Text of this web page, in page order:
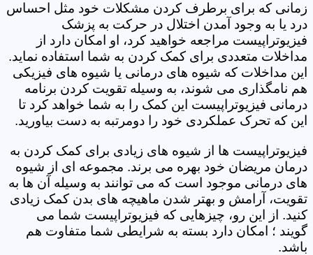
زمانی که برای برطرف کردن مشکلات خود مثل احساس
درد یا به وجود آمدن اختلال در حرکت به پزشک
فیزیوتراپیست مراجعه خواهید کرد، او امکان دارد از
مداخلات متعددی برای کمک کردن به شما استفاده نماید.
این مداخلات که شیوه های درمانی یا شیوه های فیزیکی
هم نامگذاری می شوند، به وسیله تقویت کردن برنامه
درمانی فیزیوتراپیست این کمک را به شما خواهد کرد تا
این که تحرک عملکردی خود را دومرتبه به دست بیاورید.
فیزیوتراپیست ها از شیوه های زیادی برای کمک کردن به
درمان مریضان خود بهره می برند. مجموعه ای از شیوه
های درمانی موجود است که می توانند به وسیله آن ها به
تقویت، آرامش و بهتر شدن ماهیچه های بدن کمک زیادی
کنید. از این رو، چیزهایی که فیزیوتراپیست شما می
گویند ؛ امکان دارد بسته به شرایطی شما متفاوت هم
باشد.